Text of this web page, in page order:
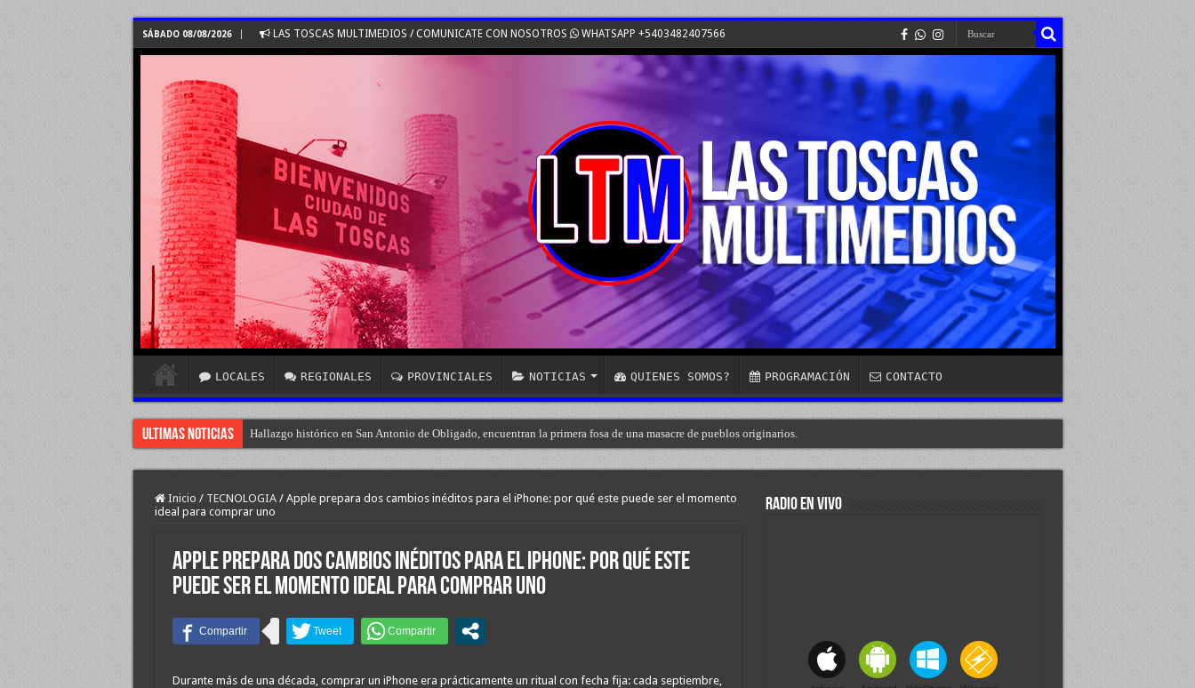
SÁBADO 08/08/2026 LAS TOSCAS MULTIMEDIOS / COMUNICATE CON NOSOTROS WHATSAPP +5403482407566
LOCALES REGIONALES PROVINCIALES NOTICIAS QUIENES SOMOS? PROGRAMACIÓN CONTACTO
Ultimas Noticias Hallazgo histórico en San Antonio de Obligado, encuentran la primera fosa de una masacre de pueblos originarios.
Inicio / TECNOLOGIA / Apple prepara dos cambios inéditos para el iPhone: por qué este puede ser el momento
ideal para comprar uno
Apple prepara dos cambios inéditos para el iPhone: por qué este
puede ser el momento ideal para comprar uno
Durante más de una década, comprar un iPhone era prácticamente un ritual con fecha fija: cada septiembre,
RADIO EN VIVO